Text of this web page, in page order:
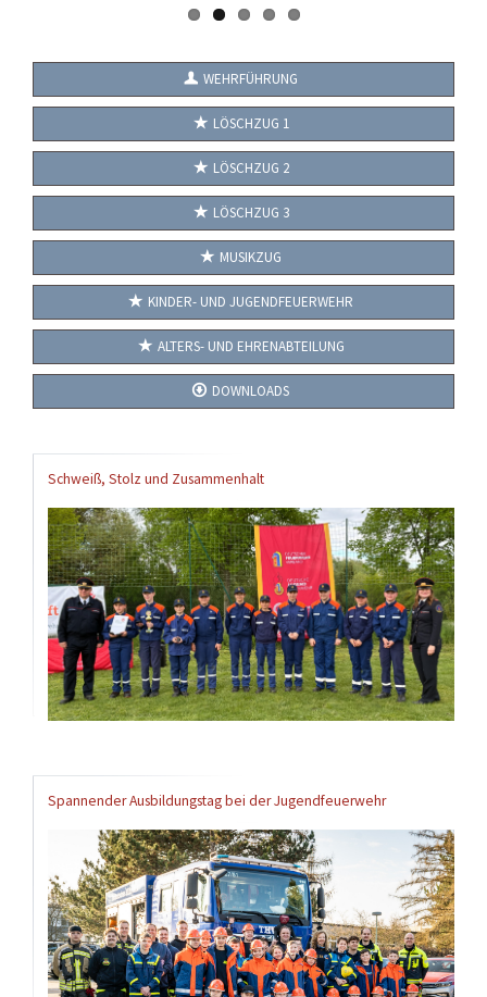
WEHRFÜHRUNG
LÖSCHZUG 1
LÖSCHZUG 2
LÖSCHZUG 3
MUSIKZUG
KINDER- UND JUGENDFEUERWEHR
ALTERS- UND EHRENABTEILUNG
DOWNLOADS
Schweiß, Stolz und Zusammenhalt
Spannender Ausbildungstag bei der Jugendfeuerwehr